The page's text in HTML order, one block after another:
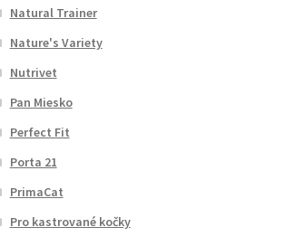
Natural Trainer
Nature's Variety
Nutrivet
Pan Miesko
Perfect Fit
Porta 21
PrimaCat
Pro kastrované kočky